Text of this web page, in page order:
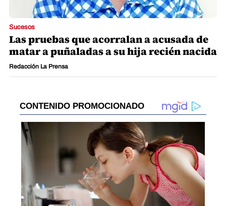
Sucesos
Las pruebas que acorralan a acusada de
matar a puñaladas a su hija recién nacida
Redacción La Prensa